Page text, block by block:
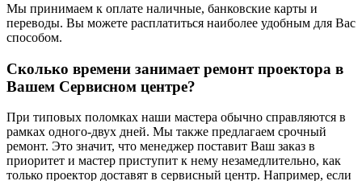
Мы принимаем к оплате наличные, банковские карты и
переводы. Вы можете расплатиться наиболее удобным для Вас
способом.
Сколько времени занимает ремонт проектора в
Вашем Сервисном центре?
При типовых поломках наши мастера обычно справляются в
рамках одного-двух дней. Мы также предлагаем срочный
ремонт. Это значит, что менеджер поставит Ваш заказ в
приоритет и мастер приступит к нему незамедлительно, как
только проектор доставят в сервисный центр. Например, если